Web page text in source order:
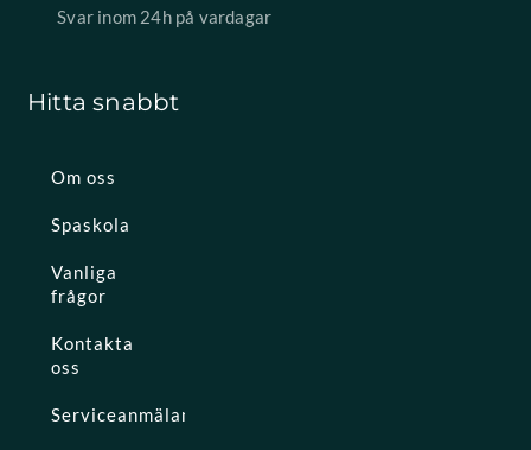
Svar inom 24h på vardagar
Hitta snabbt
Om oss
Spaskola
Vanliga
frågor
Kontakta
oss
Serviceanmälan